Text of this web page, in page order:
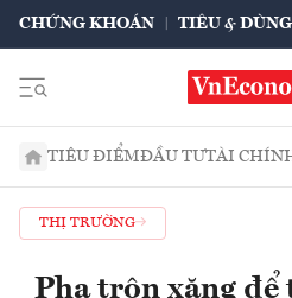
CHỨNG KHOÁN TIÊU & DÙNG
TIÊU ĐIỂMĐẦU TƯTÀI
THỊ TRƯỜNG
Pha trộn xăng